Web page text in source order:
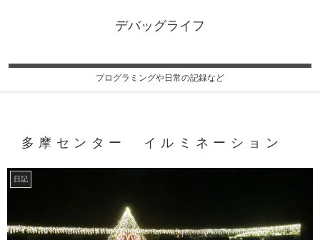
デバッグライフ
プログラミングや日常の記録など
多摩センター イルミネーション
日記